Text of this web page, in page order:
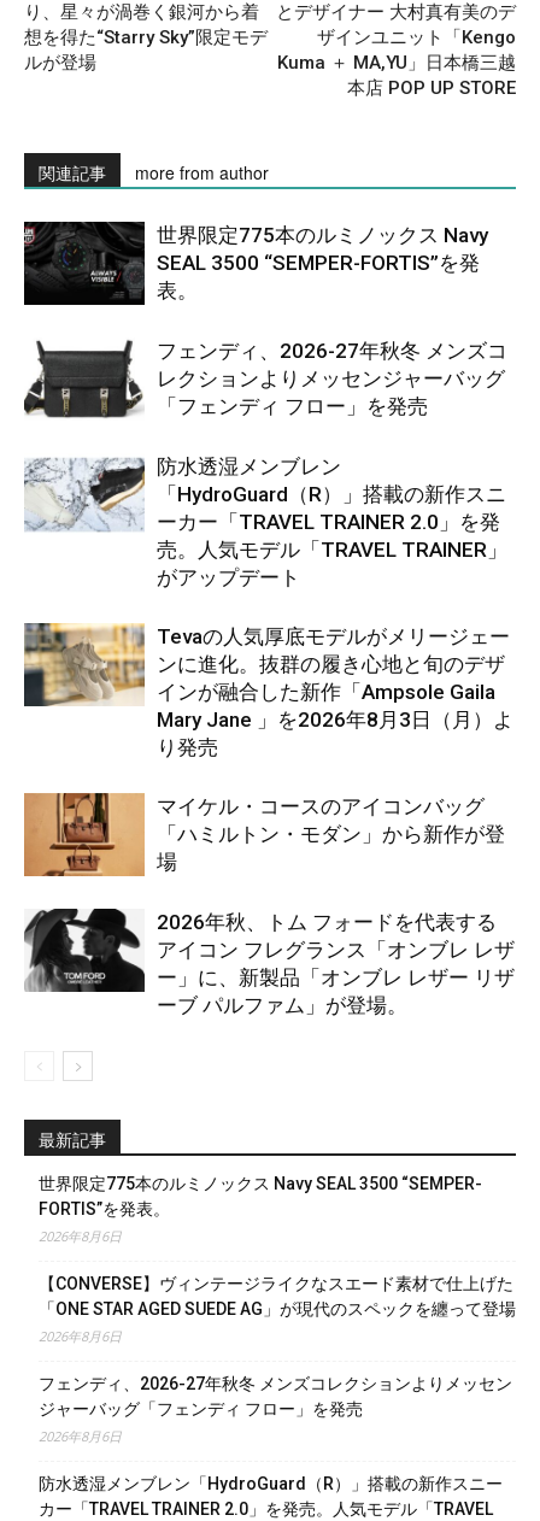
り、星々が渦巻く銀河から着
想を得た“Starry Sky”限定モデ
ルが登場
とデザイナー 大村真有美のデ
ザインユニット「Kengo
Kuma ＋ MA,YU」日本橋三越
本店 POP UP STORE
関連記事 more from author
世界限定775本のルミノックス Navy
SEAL 3500 “SEMPER-FORTIS”を発
表。
フェンディ、2026-27年秋冬 メンズコ
レクションよりメッセンジャーバッグ
「フェンディ フロー」を発売
防水透湿メンブレン
「HydroGuard（R）」搭載の新作スニ
ーカー「TRAVEL TRAINER 2.0」を発
売。人気モデル「TRAVEL TRAINER」
がアップデート
Tevaの人気厚底モデルがメリージェー
ンに進化。抜群の履き心地と旬のデザ
インが融合した新作「Ampsole Gaila
Mary Jane 」を2026年8月3日（月）よ
り発売
マイケル・コースのアイコンバッグ
「ハミルトン・モダン」から新作が登
場
2026年秋、トム フォードを代表する
アイコン フレグランス「オンブレ レザ
ー」に、新製品「オンブレ レザー リザ
ーブ パルファム」が登場。
最新記事
世界限定775本のルミノックス Navy SEAL 3500 “SEMPER-
FORTIS”を発表。
2026年8月6日
【CONVERSE】ヴィンテージライクなスエード素材で仕上げた
「ONE STAR AGED SUEDE AG」が現代のスペックを纏って登場
2026年8月6日
フェンディ、2026-27年秋冬 メンズコレクションよりメッセン
ジャーバッグ「フェンディ フロー」を発売
2026年8月6日
防水透湿メンブレン「HydroGuard（R）」搭載の新作スニー
カー「TRAVEL TRAINER 2.0」を発売。人気モデル「TRAVEL